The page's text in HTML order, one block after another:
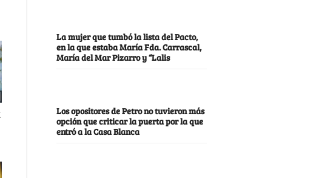
La mujer que tumbó la lista del Pacto,
en la que estaba María Fda. Carrascal,
María del Mar Pizarro y “Lalis
Los opositores de Petro no tuvieron más
opción que criticar la puerta por la que
entró a la Casa Blanca